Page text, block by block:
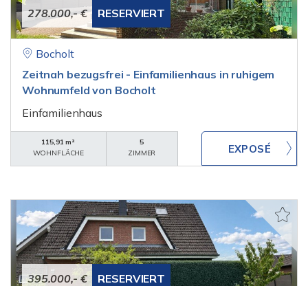
278.000,- € RESERVIERT
Bocholt
Zeitnah bezugsfrei - Einfamilienhaus in ruhigem
Wohnumfeld von Bocholt
Einfamilienhaus
115,91 m²
WOHNFLÄCHE
5
ZIMMER
395.000,- € RESERVIERT